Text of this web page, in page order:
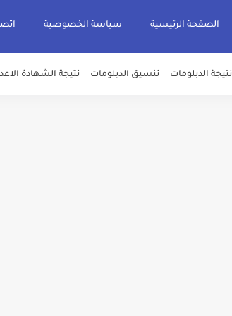
الصفحة الرئيسية سياسة الخصوصية
نتيجة الدبلومات تنسيق الدبلومات نتيجة الشهادة